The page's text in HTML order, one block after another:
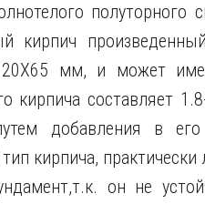
полуторного
кирпич
мм, и может
кирпича составляет
добавления в
кирпича,
он не